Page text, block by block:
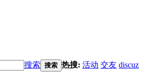
搜索 搜索 热搜: 活动 交友 discuz